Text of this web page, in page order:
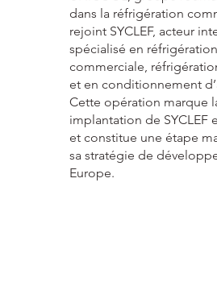
dans la réfrigération
rejoint SYCLEF, acteur
spécialisé en réfrigération
commerciale,
et en conditionnement
Cette opération marque
implantation de SYCLEF
et constitue une étape
sa stratégie de
Europe.